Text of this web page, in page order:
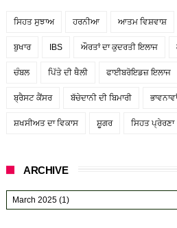
ਸਿਹਤ ਸੁਝਾਅ ਹਰਨੀਆ ਆਤਮ ਵਿਸ਼ਵਾਸ਼
ਬੁਖਾਰ IBS ਔਰਤਾਂ ਦਾ ਕੁਦਰਤੀ ਇਲਾਜ
ਚੰਬਲ ਪਿੱਤੇ ਦੀ ਥੈਲੀ ਫਾਈਬਰੋਇਡਜ਼ ਇਲਾਜ
ਬ੍ਰੈਸਟ ਕੈਂਸਰ ਬੱਚੇਦਾਨੀ ਦੀ ਬਿਮਾਰੀ ਭਾਵਨਾਵਾਂ
ਸ਼ਖਸੀਅਤ ਦਾ ਵਿਕਾਸ ਸ਼ੂਗਰ ਸਿਹਤ ਪ੍ਰੇਰਣਾ
ARCHIVE